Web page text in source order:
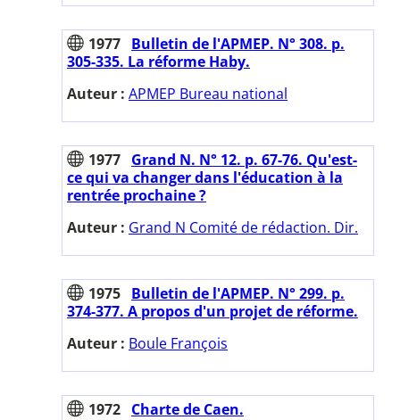
1977 Bulletin de l'APMEP. N° 308. p.
305-335. La réforme Haby.
Auteur : APMEP Bureau national
1977 Grand N. N° 12. p. 67-76. Qu'est-
ce qui va changer dans l'éducation à la
rentrée prochaine ?
Auteur : Grand N Comité de rédaction. Dir.
1975 Bulletin de l'APMEP. N° 299. p.
374-377. A propos d'un projet de réforme.
Auteur : Boule François
1972 Charte de Caen.